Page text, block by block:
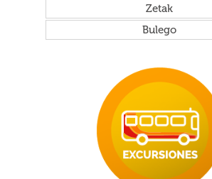
Zetak
Bulego